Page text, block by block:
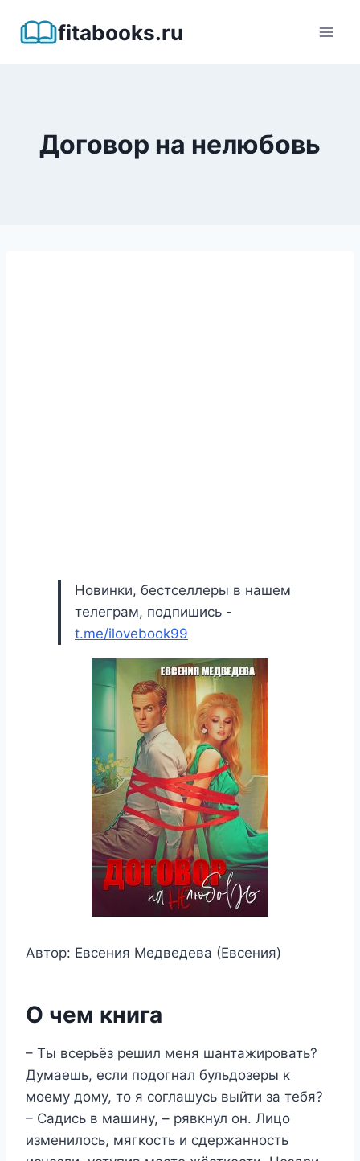
fitabooks.ru
Договор на нелюбовь
Новинки, бестселлеры в нашем
телеграм, подпишись -
t.me/ilovebook99
Автор: Евсения Медведева (Евсения)
О чем книга
– Ты всерьёз решил меня шантажировать?
Думаешь, если подогнал бульдозеры к
моему дому, то я соглашусь выйти за тебя?
– Садись в машину, – рявкнул он. Лицо
изменилось, мягкость и сдержанность